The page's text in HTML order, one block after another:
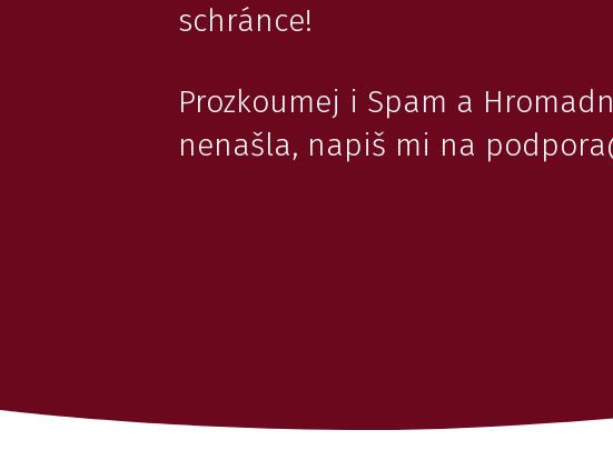
schránce!
Prozkoumej i Spam a
nenašla, napiš mi na